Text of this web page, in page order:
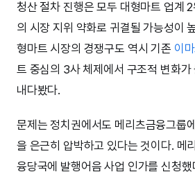
청산 절차 진행은 모두 대형마트 업계
의 시장 지위 약화로 귀결될 가능성이
형마트 시장의 경쟁구도 역시 기존 이
트 중심의 3사 체제에서 구조적 변화가
내다봤다.
문제는 정치권에서도 메리츠금융그룹
을 은근히 압박하고 있다는 것이다. 메
융당국에 발행어음 사업 인가를 신청